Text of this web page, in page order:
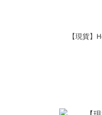
【現貨】